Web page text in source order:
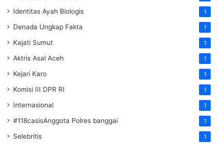
Identitas Ayah Biologis 1
Denada Ungkap Fakta 1
Kajati Sumut 1
Aktris Asal Aceh 1
Kejari Karo 1
Komisi III DPR RI 1
Internasional 1
#118casisAnggota Polres banggai 1
Selebritis 1